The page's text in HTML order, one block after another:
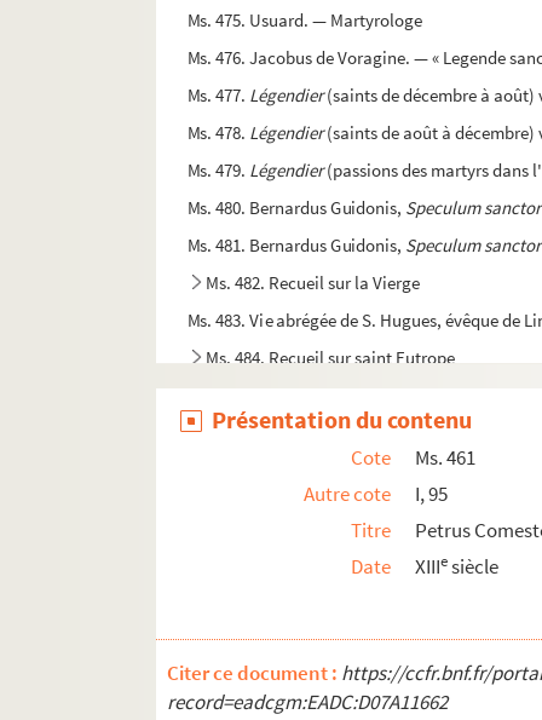
Ms. 475. Usuard. — Martyrologe
Ms. 476. Jacobus de Voragine. — « Legende
Ms. 477. Légendier(saints de décembre à août)
Ms. 478. Légendier(saints de août à décembre)
Ms. 479. Légendier(passions des martyrs dans
Ms. 480. Bernardus Guidonis, Speculum
Ms. 481. Bernardus Guidonis, Speculum
Ms. 482. Recueil sur la Vierge
Ms. 483. Vie abrégée de S. Hugues, évêque de
Ms. 484. Recueil sur saint Eutrope
Ms. 485. Theodoricus de Apolda Thuringus,
Ms. 486. Petrus Rausanus, Vita sancti Vincentii
Ms. 487. Gerardus de Fracheto, Vitae fratrum
Ms. 488. Stephanus de Salaniaco et Bernardus
Ms. 489. Stephanus de Salaniaco et Bernardus
Ms. 493. Pièces diverses relatives aux
Présentation du contenu
Cote
Ms. 461
Autre cote
I, 95
Titre
Petrus
Date
XIIIesiècle
Citer ce document : https://ccfr.bnf.fr/
record=eadcgm:EADC:D07A11662